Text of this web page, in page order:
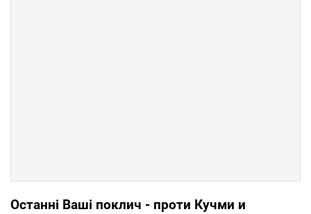
Останні Ваші поклич - проти Кучми и